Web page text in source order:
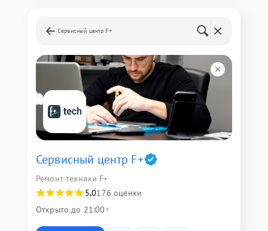
Сервисный центр F+
Сервисный центр F+
Ремонт техники F+
5,0176 оценки
Открыто до 21:00